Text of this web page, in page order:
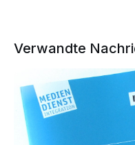
Verwandte